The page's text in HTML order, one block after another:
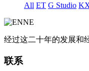
All ET G Studio
经过这二十年的发展和
联系